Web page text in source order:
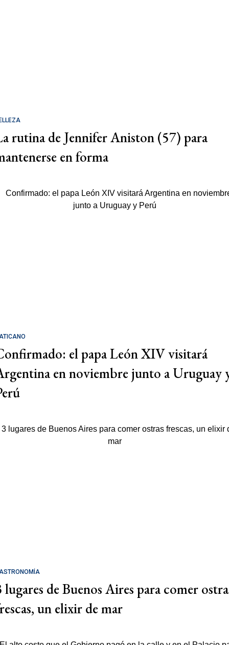
rutina de Jennifer Aniston (57) para
en forma
el papa León XIV visitará
en noviembre junto a Uruguay
lugares de Buenos Aires para comer
un elixir de mar